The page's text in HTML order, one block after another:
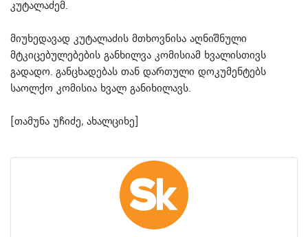
კუტალაძემ.
მიუხედავად კუტალაძის მთხოვნისა აღნიშნული
მტკიცებულებების განხილვა კომისიამ ხვალისთივს
გადადო. განცხადებას თან დართული დოკუმენტებს
საოლქო კომისია ხვალ განიხილავს.
[თამუნა უჩიძე, ახალციხე]